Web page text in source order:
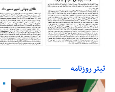
تیتر روزنامه